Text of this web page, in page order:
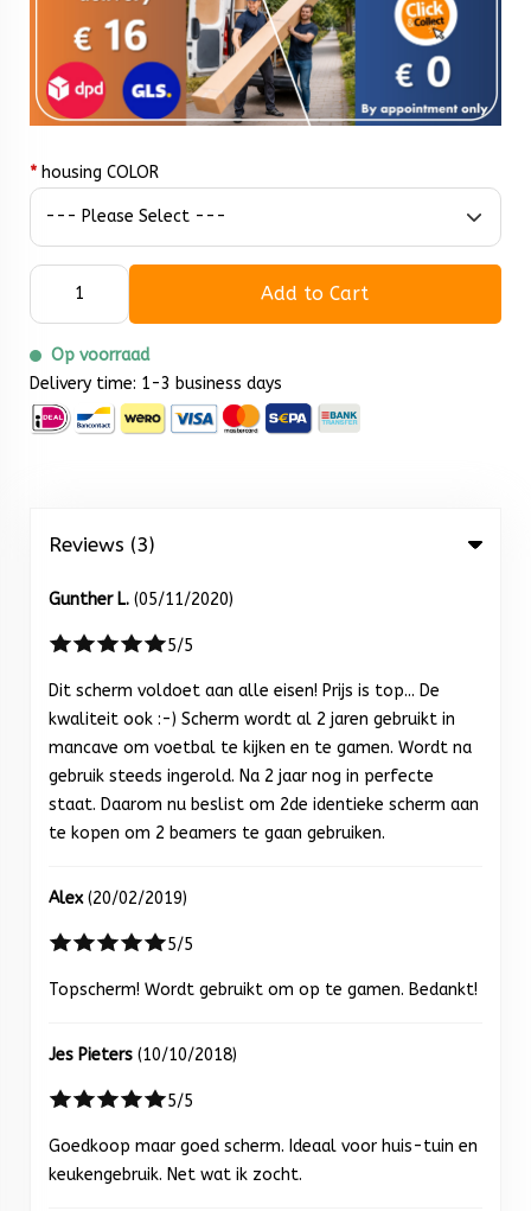
* housing COLOR
Add to Cart
Op voorraad
Delivery time: 1-3 business days
Reviews (3)
Gunther L. (05/11/2020)
5/5
Dit scherm voldoet aan alle eisen! Prijs is top... De
kwaliteit ook :-) Scherm wordt al 2 jaren gebruikt in
mancave om voetbal te kijken en te gamen. Wordt na
gebruik steeds ingerold. Na 2 jaar nog in perfecte
staat. Daarom nu beslist om 2de identieke scherm aan
te kopen om 2 beamers te gaan gebruiken.
Alex(20/02/2019)
5/5
Topscherm! Wordt gebruikt om op te gamen. Bedankt!
Jes Pieters (10/10/2018)
5/5
Goedkoop maar goed scherm. Ideaal voor huis-tuin en
keukengebruik. Net wat ik zocht.